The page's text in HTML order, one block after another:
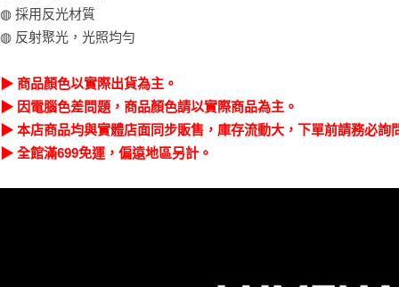
◍ 採用反光材質
◍ 反射聚光，光照均勻
▶ 商品顏色以實際出貨為主。
▶ 因電腦色差問題，商品顏色請以實際商品為主。
▶ 本店商品均與實體店面同步販售，庫存流動大，下單前請務必詢
▶ 全館滿699免運，偏遠地區另計。